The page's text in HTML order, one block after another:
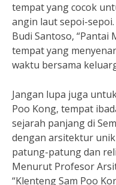
tempat yang cocok
angin laut sepoi-
Budi Santoso, “Pantai
tempat yang
waktu bersama
Jangan lupa juga
Poo Kong, tempat
sejarah panjang di
dengan arsitektur
patung-patung dan
Menurut Profesor
“Klenteng Sam Poo